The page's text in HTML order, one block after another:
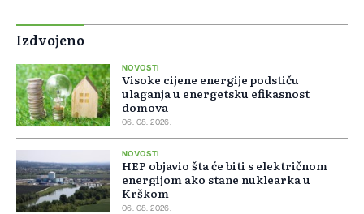
Izdvojeno
NOVOSTI
Visoke cijene energije podstiču
ulaganja u energetsku efikasnost
domova
06. 08. 2026.
NOVOSTI
HEP objavio šta će biti s električnom
energijom ako stane nuklearka u
Krškom
06. 08. 2026.